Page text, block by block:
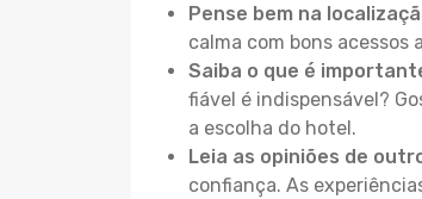
Pense bem na
calma com bons
Saiba o que é
fiável é indispensável?
a escolha do hotel.
Leia as opiniões de
confiança. As